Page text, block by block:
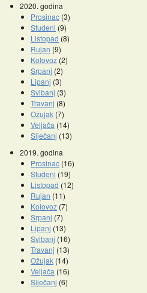
2020. godina
Prosinac (3)
Studeni (9)
Listopad (8)
Rujan (9)
Kolovoz (2)
Srpanj (2)
Lipanj (3)
Svibanj (3)
Travanj (8)
Ožujak (7)
Veljača (14)
Siječanj (13)
2019. godina
Prosinac (16)
Studeni (19)
Listopad (12)
Rujan (11)
Kolovoz (7)
Srpanj (7)
Lipanj (13)
Svibanj (16)
Travanj (13)
Ožujak (14)
Veljača (16)
Siječanj (6)